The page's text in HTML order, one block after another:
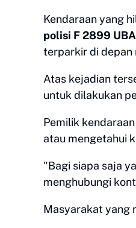
Kendaraan yang
polisi F 2899 UBA
terparkir di depan
Atas kejadian
untuk dilakukan
Pemilik
atau mengetahui
"Bagi siapa saja
menghubungi
Masyarakat yang